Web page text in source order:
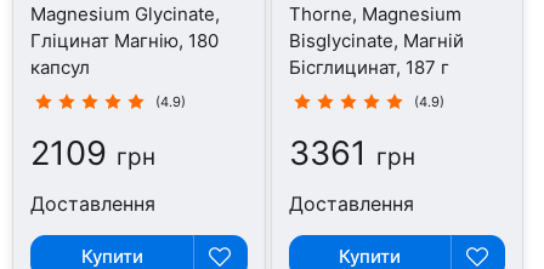
Magnesium Glycinate,
Гліцинат Магнію, 180
капсул
(4.9)
2109 грн
Доставлення
Купити
Thorne, Magnesium
Bisglycinate, Магній
Бісглицинат, 187 г
(4.9)
3361 грн
Доставлення
Купити